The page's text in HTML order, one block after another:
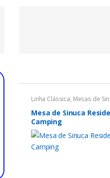
Linha Clássica, Mesas de
Mesa de Sinuca
Camping